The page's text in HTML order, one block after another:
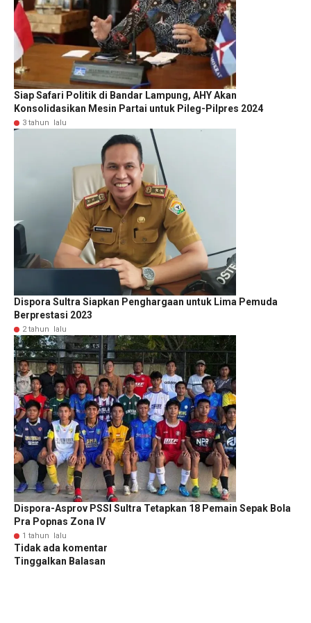
Siap Safari Politik di Bandar Lampung, AHY Akan
Konsolidasikan Mesin Partai untuk Pileg-Pilpres 2024
3 tahun lalu
Dispora Sultra Siapkan Penghargaan untuk Lima Pemuda
Berprestasi 2023
2 tahun lalu
Dispora-Asprov PSSI Sultra Tetapkan 18 Pemain Sepak Bola
Pra Popnas Zona IV
1 tahun lalu
Tidak ada komentar
Tinggalkan Balasan